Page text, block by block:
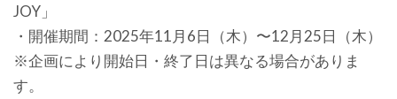
JOY」
・開催期間：2025年11月6日（木）〜12月25日（木）
※企画により開始日・終了日は異なる場合がありま
す。